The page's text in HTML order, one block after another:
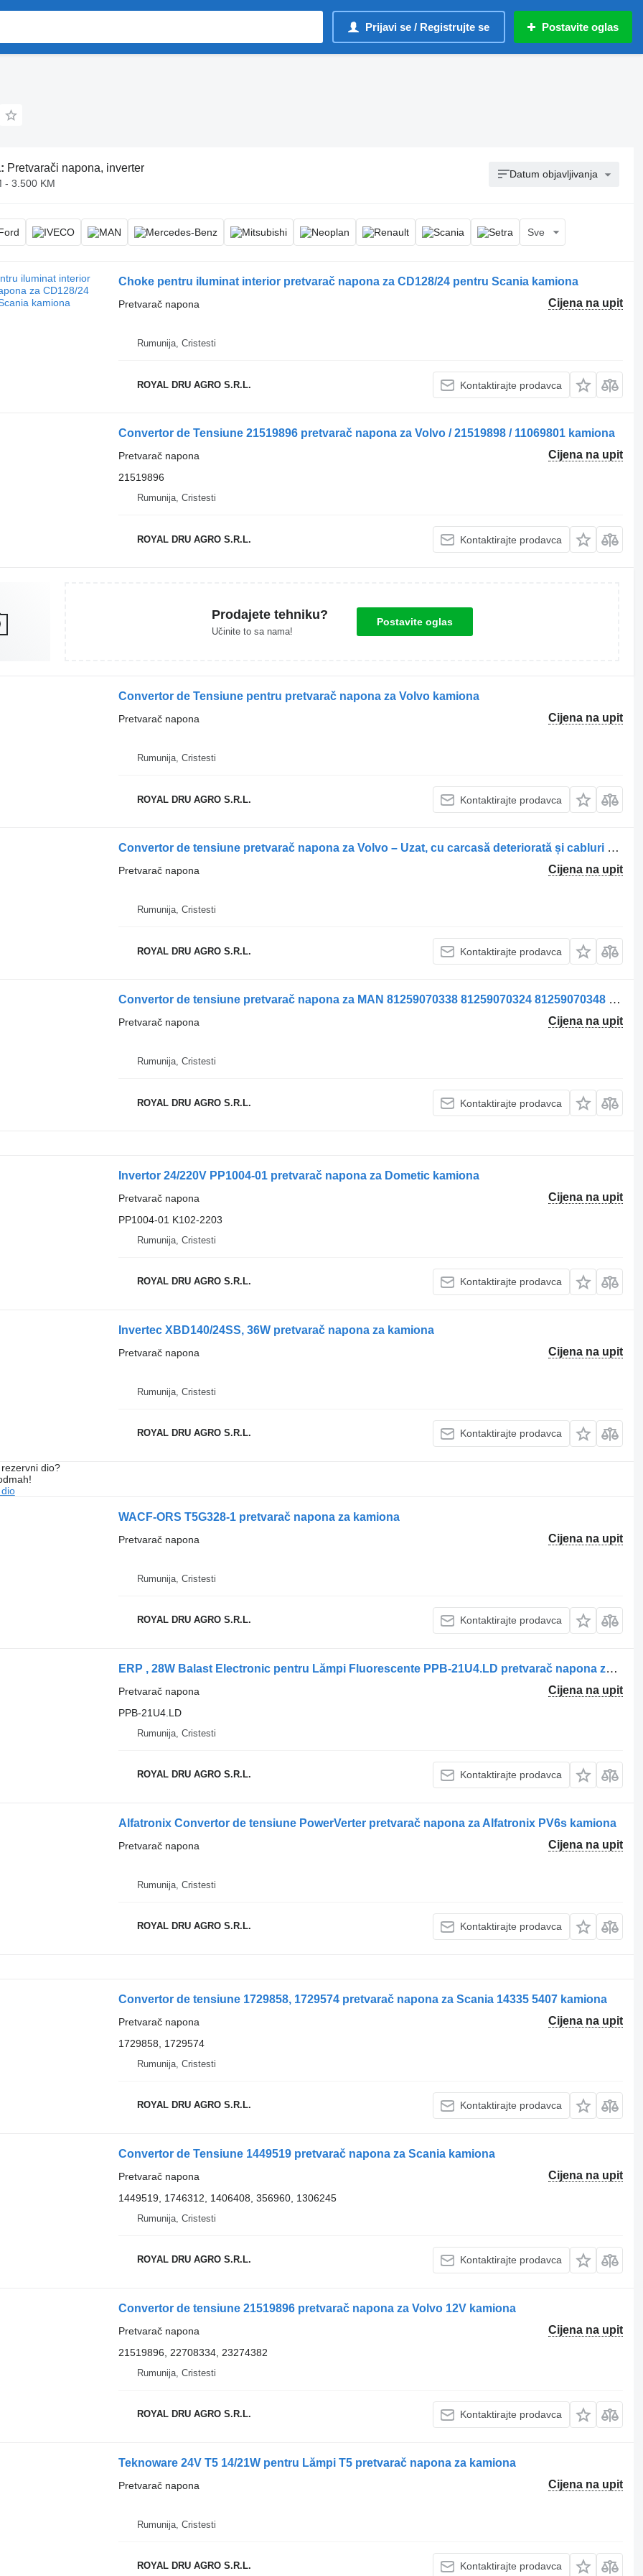
Prijavi se / Registrujte se Postavite oglas
Pretvarači napona, inverter
- 3.500 KM
Datum objavljivanja
Sve
Choke pentru iluminat interior pretvarač napona za CD128/24 pentru Scania kamiona
Cijena na upit
Pretvarač napona
Rumunija, Cristesti
ROYAL DRU AGRO S.R.L. Kontaktirajte prodavca
Convertor de Tensiune 21519896 pretvarač napona za Volvo / 21519898 / 11069801 kamiona
Cijena na upit
Pretvarač napona
21519896
Rumunija, Cristesti
ROYAL DRU AGRO S.R.L. Kontaktirajte prodavca
Prodajete tehniku?
Učinite to sa nama!
Postavite oglas
Convertor de Tensiune pentru pretvarač napona za Volvo kamiona
Cijena na upit
Pretvarač napona
Rumunija, Cristesti
ROYAL DRU AGRO S.R.L. Kontaktirajte prodavca
Convertor de tensiune pretvarač napona za Volvo – Uzat, cu carcasă deteriorată și cabluri expuse kamiona
Cijena na upit
Pretvarač napona
Rumunija, Cristesti
ROYAL DRU AGRO S.R.L. Kontaktirajte prodavca
Convertor de tensiune pretvarač napona za MAN 81259070338 81259070324 81259070348 kamiona
Cijena na upit
Pretvarač napona
Rumunija, Cristesti
ROYAL DRU AGRO S.R.L. Kontaktirajte prodavca
Invertor 24/220V PP1004-01 pretvarač napona za Dometic kamiona
Cijena na upit
Pretvarač napona
PP1004-01 K102-2203
Rumunija, Cristesti
ROYAL DRU AGRO S.R.L. Kontaktirajte prodavca
Invertec XBD140/24SS, 36W pretvarač napona za kamiona
Cijena na upit
Pretvarač napona
Rumunija, Cristesti
ROYAL DRU AGRO S.R.L. Kontaktirajte prodavca
dio?
WACF-ORS T5G328-1 pretvarač napona za kamiona
Cijena na upit
Pretvarač napona
Rumunija, Cristesti
ROYAL DRU AGRO S.R.L. Kontaktirajte prodavca
ERP , 28W Balast Electronic pentru Lămpi Fluorescente PPB-21U4.LD pretvarač napona za kamiona
Cijena na upit
Pretvarač napona
PPB-21U4.LD
Rumunija, Cristesti
ROYAL DRU AGRO S.R.L. Kontaktirajte prodavca
Alfatronix Convertor de tensiune PowerVerter pretvarač napona za Alfatronix PV6s kamiona
Cijena na upit
Pretvarač napona
Rumunija, Cristesti
ROYAL DRU AGRO S.R.L. Kontaktirajte prodavca
Convertor de tensiune 1729858, 1729574 pretvarač napona za Scania 14335 5407 kamiona
Cijena na upit
Pretvarač napona
1729858, 1729574
Rumunija, Cristesti
ROYAL DRU AGRO S.R.L. Kontaktirajte prodavca
Convertor de Tensiune 1449519 pretvarač napona za Scania kamiona
Cijena na upit
Pretvarač napona
1449519, 1746312, 1406408, 356960, 1306245
Rumunija, Cristesti
ROYAL DRU AGRO S.R.L. Kontaktirajte prodavca
Convertor de tensiune 21519896 pretvarač napona za Volvo 12V kamiona
Cijena na upit
Pretvarač napona
21519896, 22708334, 23274382
Rumunija, Cristesti
ROYAL DRU AGRO S.R.L. Kontaktirajte prodavca
Teknoware 24V T5 14/21W pentru Lămpi T5 pretvarač napona za kamiona
Cijena na upit
Pretvarač napona
Rumunija, Cristesti
ROYAL DRU AGRO S.R.L. Kontaktirajte prodavca